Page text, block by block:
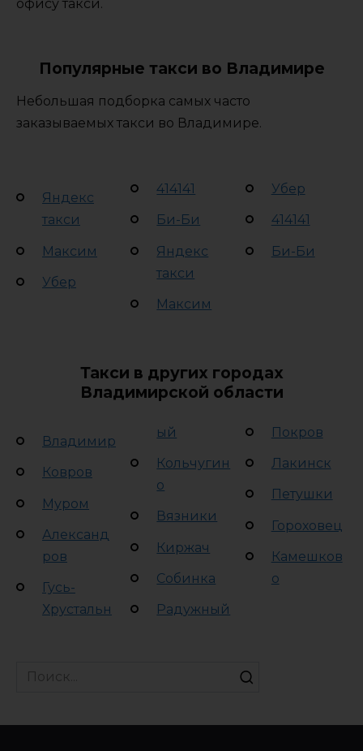
офису такси.
Популярные такси во Владимире
Небольшая подборка самых часто
заказываемых такси во Владимире.
Яндекс
такси
Максим
Убер
414141
Би-Би
Яндекс
такси
Максим
Убер
414141
Би-Би
Такси в других городах
Владимирской области
Владимир
Ковров
Муром
Александ
ров
Гусь-
Хрустальн
ый
Кольчугин
о
Вязники
Киржач
Собинка
Радужный
Покров
Лакинск
Петушки
Гороховец
Камешков
о
Search